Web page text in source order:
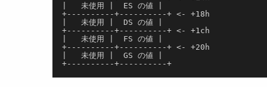
|   未使用 |  ES の値 |
+----------+----------+ <- +18h
|   未使用 |  DS の値 |
+----------+----------+ <- +1ch
|   未使用 |  FS の値 |
+----------+----------+ <- +20h
|   未使用 |  GS の値 |
+----------+----------+